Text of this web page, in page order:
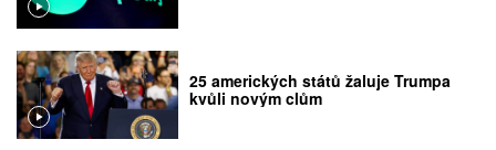
25 amerických států žaluje Trumpa
kvůli novým clům